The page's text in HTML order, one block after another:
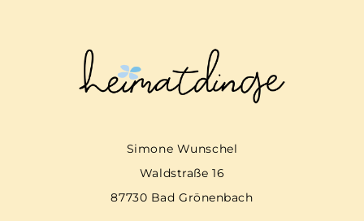
Simone Wunschel
Waldstraße 16
87730 Bad Grönenbach